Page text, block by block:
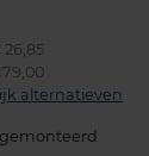
26,85
alternatieven